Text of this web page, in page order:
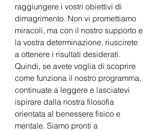
raggiungere i vostri obiettivi di
dimagrimento. Non vi promettiamo
miracoli, ma con il nostro supporto e
la vostra determinazione, riuscirete
a ottenere i risultati desiderati.
Quindi, se avete voglia di scoprire
come funziona il nostro programma,
continuate a leggere e lasciatevi
ispirare dalla nostra filosofia
orientata al benessere fisico e
mentale. Siamo pronti a